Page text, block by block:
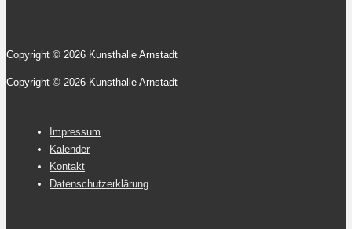
Copyright © 2026 Kunsthalle Arnstadt
Copyright © 2026 Kunsthalle Arnstadt
Footer-
Menü
Impressum
Kalender
Kontakt
Datenschutzerklärung